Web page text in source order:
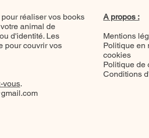
réaliser vos books
animal de
d'identité. Les
pour couvrir vos
vous.
A propos :
Mentions
Politique en
cookies
Politique de
Conditions